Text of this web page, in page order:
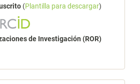
(Plantilla para descargar)
de Investigación (ROR)